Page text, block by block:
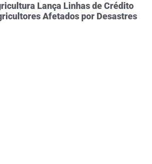
Lança Linhas de Crédito
Afetados por Desastres